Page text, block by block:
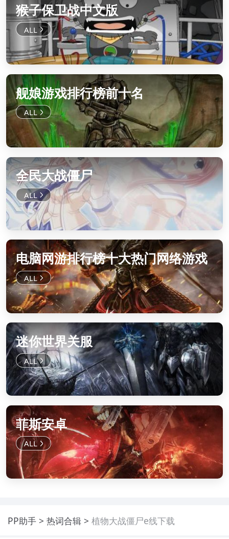
猴子保卫战中文版
舰娘游戏排行榜前十名
全民大战僵尸
电脑网游排行榜十大热门网络游戏
迷你世界关服
菲斯安卓
PP助手 热词合辑 植物大战僵尸e线下载